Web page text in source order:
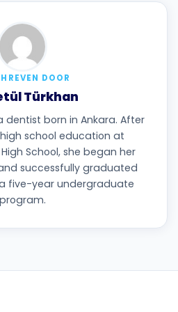
DOOR
Türkhan
dentist born in Ankara. After
school education at
School, she began her
successfully graduated
five-year undergraduate
program.